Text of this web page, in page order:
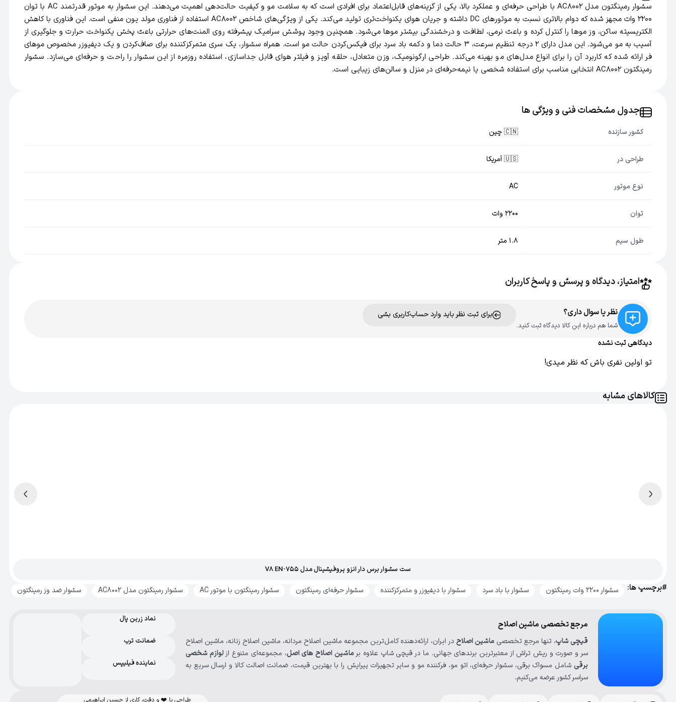
سشوار رمینگتون مدل AC8002 با طراحی حرفه‌ای و عملکرد بالا، یکی از گزینه‌های قابل‌اعتماد برای افرادی است که به سلامت مو و کیفیت حالت‌دهی اهمیت می‌دهند. این سشوار به موتور قدرتمند AC با توان
2200 وات مجهز شده که دوام بالاتری نسبت به موتورهای DC داشته و جریان هوای یکنواخت‌تری تولید می‌کند. یکی از ویژگی‌های شاخص AC8002 استفاده از فناوری مولد یون منفی است. این فناوری با کاهش
الکتریسیته ساکن، وز موها را کنترل کرده و باعث نرمی، لطافت و درخشندگی بیشتر موها می‌شود. همچنین وجود پوشش سرامیک پیشرفته روی المنت‌های حرارتی باعث پخش یکنواخت حرارت و جلوگیری از
آسیب به مو می‌شود. این مدل دارای 2 درجه تنظیم سرعت، 3 حالت دما و دکمه باد سرد برای فیکس‌کردن حالت مو است. همراه سشوار، یک سری متمرکزکننده برای صاف‌کردن و یک دیفیوزر مخصوص موهای
فر ارائه شده که کاربرد آن را برای انواع مدل‌های مو بهینه می‌کند. طراحی ارگونومیک، وزن متعادل، حلقه آویز و فیلتر هوای قابل جداسازی، استفاده روزمره از این سشوار را راحت و حرفه‌ای می‌سازد. سشوار
رمینگتون AC8002 انتخابی مناسب برای استفاده شخصی یا نیمه‌حرفه‌ای در منزل و سالن‌های زیبایی است.
جدول مشخصات فنی و ویژگی ها
کشور سازنده 🇨🇳 چین
طراحی در 🇺🇸 آمریکا
نوع موتور AC
توان 2200 وات
طول سیم 1.8 متر
فناوری تولید یون
اصالت کالا
امتیاز، دیدگاه و پرسش و پاسخ کاربران
نظر یا سوال داری؟
شما هم درباره این کالا دیدگاه ثبت کنید.
برای ثبت نظر باید وارد حساب‌کاربری بشی
دیدگاهی ثبت نشده
تو اولین نفری باش که نظر میدی!
کالاهای مشابه
ست سشوار برس دار انزو پروفیشینال مدل V8 EN-755
#برچسپ ها: سشوار ۲۲۰۰ وات رمینگتون سشوار با باد سرد سشوار با دیفیوزر و متمرکزکننده سشوار حرفه‌ای رمینگتون سشوار رمینگتون با موتور AC سشوار رمینگتون مدل AC8002 سشوار ضد وز رمینگتون
مرجع تخصصی ماشین اصلاح
قیچی شاپ، تنها مرجع تخصصیماشین اصلاحدر ایران، ارائه‌دهنده کامل‌ترین مجموعه ماشین اصلاح مردانه، ماشین اصلاح زنانه، ماشین اصلاح
سر و صورت و ریش تراش از معتبرترین برندهای جهانی. ما در قیچی شاپ علاوه برماشین‌ اصلاح های اصل، مجموعه‌ای متنوع ازلوازم شخصی
برقی شامل مسواک برقی، سشوار حرفه‌ای، اتو مو، فرکننده مو و سایر تجهیزات پیرایش را با بهترین قیمت، ضمانت اصالت کالا و ارسال سریع به
سراسر کشور عرضه می‌کنیم.
نماد زرین پال
ضمانت ترب
نماینده فیلیپس
طراحی با ❤️ و دقت، کاری از حسین ابراهیمی